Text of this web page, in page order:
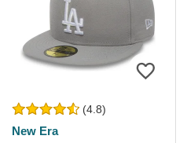
(4.8)
New Era